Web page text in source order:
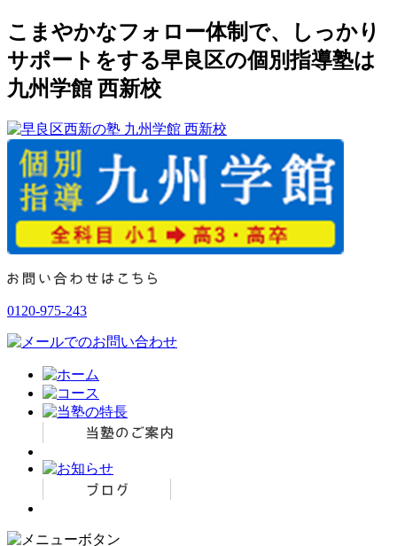
こまやかなフォロー体制で、しっかり
サポートをする早良区の個別指導塾は
九州学館 西新校
0120-975-243